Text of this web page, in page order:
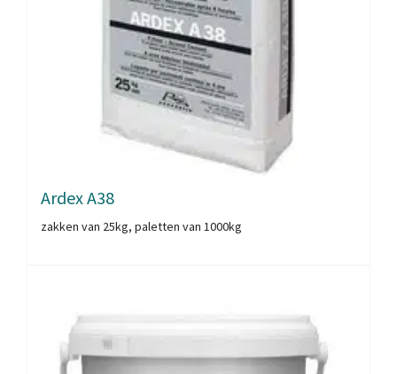
Ardex A38
zakken van 25kg, paletten van 1000kg